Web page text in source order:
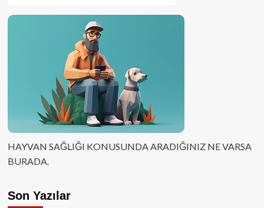
HAYVAN SAĞLIĞI KONUSUNDA ARADIĞINIZ NE VARSA
BURADA.
Son Yazılar